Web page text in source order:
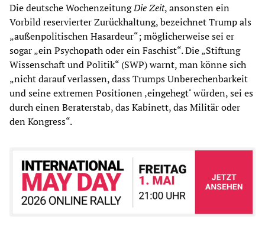
Die deutsche WochenzeitungDie Zeit, ansonsten ein
Vorbild reservierter Zurückhaltung, bezeichnet Trump als
„außenpolitischen Hasardeur“; möglicherweise sei er
sogar „ein Psychopath oder ein Faschist“. Die „Stiftung
Wissenschaft und Politik“ (SWP) warnt, man könne sich
„nicht darauf verlassen, dass Trumps Unberechenbarkeit
und seine extremen Positionen ‚eingehegt‘ würden, sei es
durch einen Beraterstab, das Kabinett, das Militär oder
den Kongress“.